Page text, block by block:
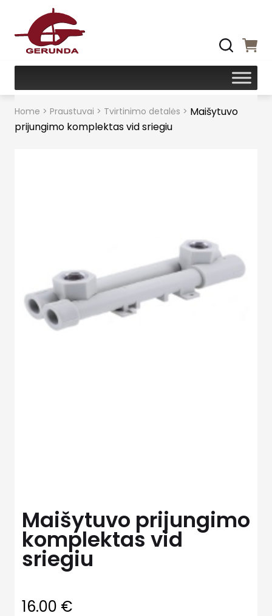
Home > Praustuvai > Tvirtinimo detalės > Maišytuvo
prijungimo komplektas vid sriegiu
Maišytuvo prijungimo
komplektas vid
sriegiu
16.00 €